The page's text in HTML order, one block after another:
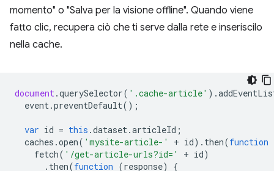
momento" o "Salva per la visione offline". Quando viene
fatto clic, recupera ciò che ti serve dalla rete e inseriscilo
nella cache.
document .querySelector( '.cache-article' ).
event .preventDefault();
var id = this .dataset .articleId ;
caches .open( 'mysite-article-' + id). then(function
fetch( '/get-article-urls?id=' + id)
. then(function (response)
{